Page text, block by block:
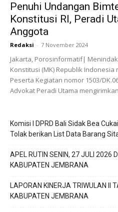
Penuhi Undangan
Konstitusi RI, Peradi
Anggota
Redaksi - 7 November 2024
Jakarta, Porosinformatif|
Konstitusi (MK) Republik
Peserta Kegiatan nomor 1503/
Advokat Peradi Utama
Komisi I DPRD Bali Sidak Bea
Tolak berikan List Data Barang
APEL RUTIN SENIN, 27 JULI 2026
KABUPATEN JEMBRANA
LAPORAN KINERJA TRIWULAN II
KABUPATEN JEMBRANA